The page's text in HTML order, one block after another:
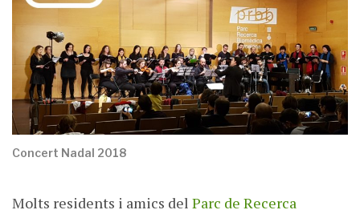
Concert Nadal 2018
Molts residents i amics del Parc de Recerca